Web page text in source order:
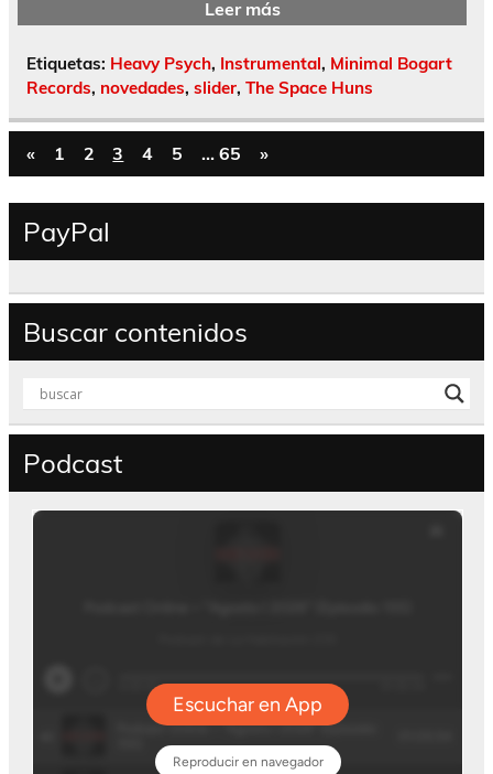
Leer más
Etiquetas: Heavy Psych, Instrumental, Minimal Bogart
Records, novedades, slider, The Space Huns
« 1 2 3 4 5 … 65 »
PayPal
Buscar contenidos
Podcast